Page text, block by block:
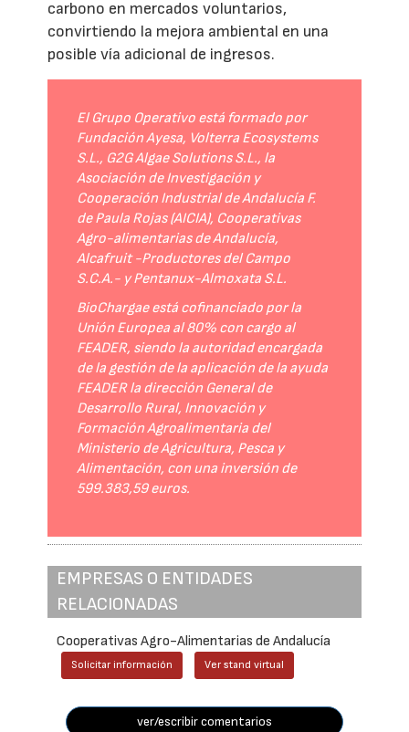
carbono en mercados voluntarios,
convirtiendo la mejora ambiental en una
posible vía adicional de ingresos.
El Grupo Operativo está formado por
Fundación Ayesa, Volterra Ecosystems
S.L., G2G Algae Solutions S.L., la
Asociación de Investigación y
Cooperación Industrial de Andalucía F.
de Paula Rojas (AICIA), Cooperativas
Agro-alimentarias de Andalucía,
Alcafruit -Productores del Campo
S.C.A.- y Pentanux-Almoxata S.L.
BioChargae está cofinanciado por la
Unión Europea al 80% con cargo al
FEADER, siendo la autoridad encargada
de la gestión de la aplicación de la ayuda
FEADER la dirección General de
Desarrollo Rural, Innovación y
Formación Agroalimentaria del
Ministerio de Agricultura, Pesca y
Alimentación, con una inversión de
599.383,59 euros.
EMPRESAS O ENTIDADES
RELACIONADAS
Cooperativas Agro-Alimentarias de Andalucía
Solicitar información Ver stand virtual
ver/escribir comentarios